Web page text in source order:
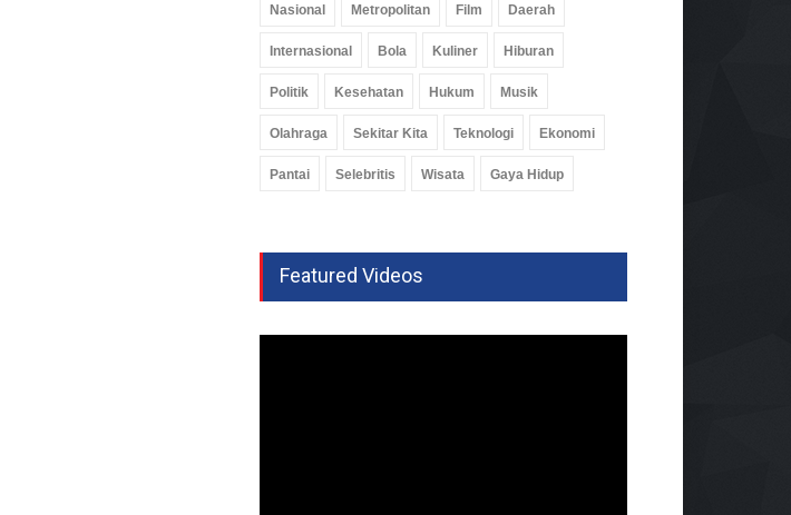
Nasional Metropolitan Film Daerah
Internasional Bola Kuliner Hiburan
Politik Kesehatan Hukum Musik
Olahraga Sekitar Kita Teknologi Ekonomi
Pantai Selebritis Wisata Gaya Hidup
Featured Videos